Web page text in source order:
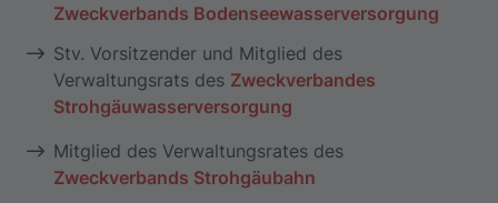
Zweckverbands Bodenseewasserversorgung
Stv. Vorsitzender und Mitglied des
Verwaltungsrats des Zweckverbandes
Strohgäuwasserversorgung
Mitglied des Verwaltungsrates des
Zweckverbands Strohgäubahn